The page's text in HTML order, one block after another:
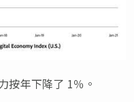
按年下降了 1％。